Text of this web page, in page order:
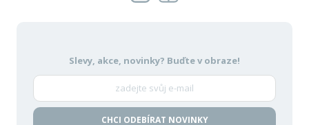
Slevy, akce, novinky? Buďte v obraze!
CHCI ODEBÍRAT NOVINKY